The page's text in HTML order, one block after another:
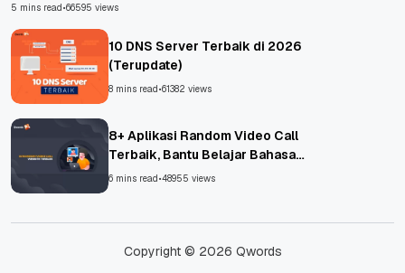
5 mins read•66595 views
10 DNS Server Terbaik di 2026
(Terupdate)
8 mins read•61382 views
8+ Aplikasi Random Video Call
Terbaik, Bantu Belajar Bahasa
Asing!
6 mins read•48955 views
Copyright © 2026 Qwords